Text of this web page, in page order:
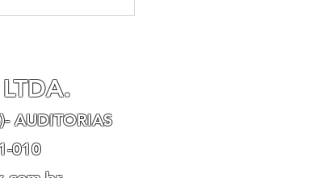
AUDITORIAS
010